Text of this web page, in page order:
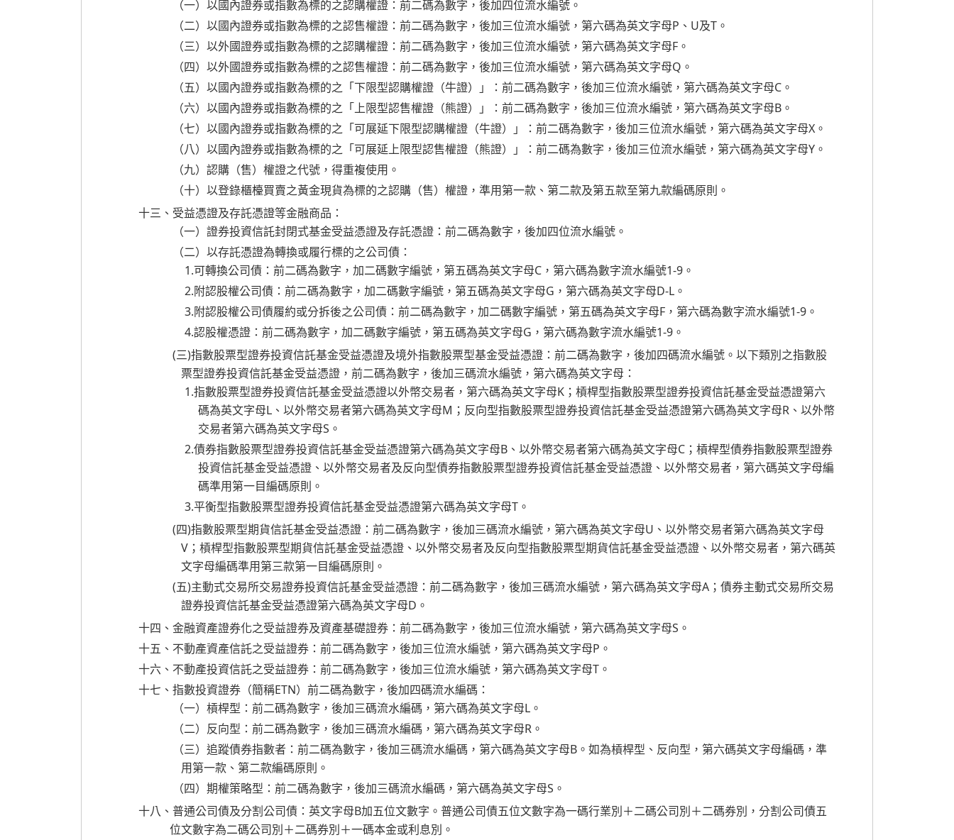
（一）以國內證券或指數為標的之認購權證：前二碼為數字，後加四位流水編號。
（二）以國內證券或指數為標的之認售權證：前二碼為數字，後加三位流水編號，第六碼為英文字母P、U及T。
（三）以外國證券或指數為標的之認購權證：前二碼為數字，後加三位流水編號，第六碼為英文字母F。
（四）以外國證券或指數為標的之認售權證：前二碼為數字，後加三位流水編號，第六碼為英文字母Q。
（五）以國內證券或指數為標的之「下限型認購權證（牛證）」：前二碼為數字，後加三位流水編號，第六碼為英文字母C。
（六）以國內證券或指數為標的之「上限型認售權證（熊證）」：前二碼為數字，後加三位流水編號，第六碼為英文字母B。
（七）以國內證券或指數為標的之「可展延下限型認購權證（牛證）」：前二碼為數字，後加三位流水編號，第六碼為英文字母X。
（八）以國內證券或指數為標的之「可展延上限型認售權證（熊證）」：前二碼為數字，後加三位流水編號，第六碼為英文字母Y。
（九）認購（售）權證之代號，得重複使用。
（十）以登錄櫃檯買賣之黃金現貨為標的之認購（售）權證，準用第一款、第二款及第五款至第九款編碼原則。
十三、受益憑證及存託憑證等金融商品：
（一）證券投資信託封閉式基金受益憑證及存託憑證：前二碼為數字，後加四位流水編號。
（二）以存託憑證為轉換或履行標的之公司債：
1.可轉換公司債：前二碼為數字，加二碼數字編號，第五碼為英文字母C，第六碼為數字流水編號1-9。
2.附認股權公司債：前二碼為數字，加二碼數字編號，第五碼為英文字母G，第六碼為英文字母D-L。
3.附認股權公司債履約或分拆後之公司債：前二碼為數字，加二碼數字編號，第五碼為英文字母F，第六碼為數字流水編號1-9。
4.認股權憑證：前二碼為數字，加二碼數字編號，第五碼為英文字母G，第六碼為數字流水編號1-9。
(三)指數股票型證券投資信託基金受益憑證及境外指數股票型基金受益憑證：前二碼為數字，後加四碼流水編號。以下類別之指數股
票型證券投資信託基金受益憑證，前二碼為數字，後加三碼流水編號，第六碼為英文字母：
1.指數股票型證券投資信託基金受益憑證以外幣交易者，第六碼為英文字母K；槓桿型指數股票型證券投資信託基金受益憑證第六
碼為英文字母L、以外幣交易者第六碼為英文字母M；反向型指數股票型證券投資信託基金受益憑證第六碼為英文字母R、以外幣
交易者第六碼為英文字母S。
2.債券指數股票型證券投資信託基金受益憑證第六碼為英文字母B、以外幣交易者第六碼為英文字母C；槓桿型債券指數股票型證券
投資信託基金受益憑證、以外幣交易者及反向型債券指數股票型證券投資信託基金受益憑證、以外幣交易者，第六碼英文字母編
碼準用第一目編碼原則。
3.平衡型指數股票型證券投資信託基金受益憑證第六碼為英文字母T。
(四)指數股票型期貨信託基金受益憑證：前二碼為數字，後加三碼流水編號，第六碼為英文字母U、以外幣交易者第六碼為英文字母
V；槓桿型指數股票型期貨信託基金受益憑證、以外幣交易者及反向型指數股票型期貨信託基金受益憑證、以外幣交易者，第六碼英
文字母編碼準用第三款第一目編碼原則。
(五)主動式交易所交易證券投資信託基金受益憑證：前二碼為數字，後加三碼流水編號，第六碼為英文字母A；債券主動式交易所交易
證券投資信託基金受益憑證第六碼為英文字母D。
十四、金融資產證券化之受益證券及資產基礎證券：前二碼為數字，後加三位流水編號，第六碼為英文字母S。
十五、不動產資產信託之受益證券：前二碼為數字，後加三位流水編號，第六碼為英文字母P。
十六、不動產投資信託之受益證券：前二碼為數字，後加三位流水編號，第六碼為英文字母T。
十七、指數投資證券（簡稱ETN）前二碼為數字，後加四碼流水編碼：
（一）槓桿型：前二碼為數字，後加三碼流水編碼，第六碼為英文字母L。
（二）反向型：前二碼為數字，後加三碼流水編碼，第六碼為英文字母R。
（三）追蹤債券指數者：前二碼為數字，後加三碼流水編碼，第六碼為英文字母B。如為槓桿型、反向型，第六碼英文字母編碼，準
用第一款、第二款編碼原則。
（四）期權策略型：前二碼為數字，後加三碼流水編碼，第六碼為英文字母S。
十八、普通公司債及分割公司債：英文字母B加五位文數字。普通公司債五位文數字為一碼行業別＋二碼公司別＋二碼券別，分割公司債五
位文數字為二碼公司別＋二碼券別＋一碼本金或利息別。